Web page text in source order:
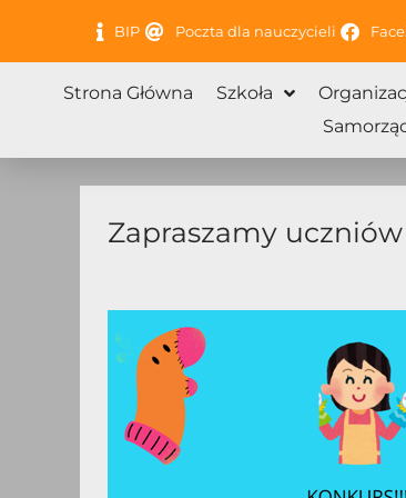
BIP Poczta dla nauczycieli
Strona Główna Szkoła
Zapraszamy